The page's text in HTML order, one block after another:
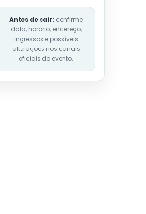
Antes de sair: confirme
data, horário, endereço,
ingressos e possíveis
alterações nos canais
oficiais do evento.